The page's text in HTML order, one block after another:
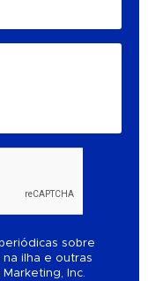
sobre
ilha e outras
Inc.